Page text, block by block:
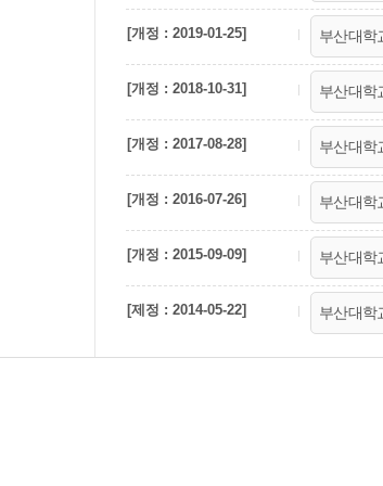
[개정 : 2019-01-25] 부산대학
[개정 : 2018-10-31] 부산대학
[개정 : 2017-08-28] 부산대학
[개정 : 2016-07-26] 부산대학
[개정 : 2015-09-09] 부산대학
[제정 : 2014-05-22] 부산대학